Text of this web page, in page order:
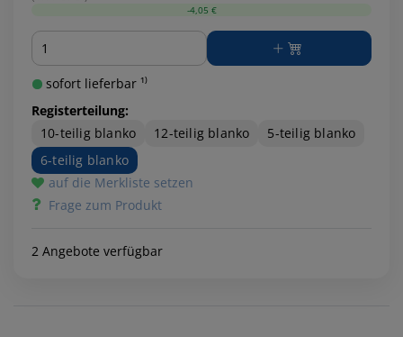
-4,05 €
Menge
sofort lieferbar ¹⁾
Registerteilung:
10-teilig blanko
12-teilig blanko
5-teilig blanko
6-teilig blanko
auf die Merkliste setzen
Frage zum Produkt
2 Angebote verfügbar